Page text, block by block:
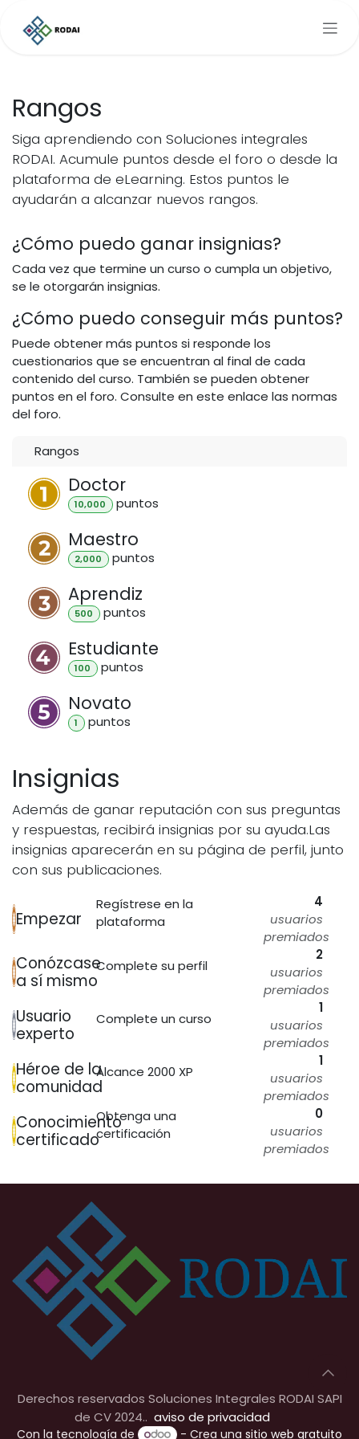
Rangos
Siga aprendiendo con Soluciones integrales
RODAI. Acumule puntos desde el foro o desde la
plataforma de eLearning. Estos puntos le
ayudarán a alcanzar nuevos rangos.
¿Cómo puedo ganar insignias?
Cada vez que termine un curso o cumpla un objetivo,
se le otorgarán insignias.
¿Cómo puedo conseguir más puntos?
Puede obtener más puntos si responde los
cuestionarios que se encuentran al final de cada
contenido del curso. También se pueden obtener
puntos en el foro. Consulte en este enlace las normas
del foro.
Rangos
Doctor
10,000 puntos
Maestro
2,000 puntos
Aprendiz
500 puntos
Estudiante
100 puntos
Novato
1 puntos
Insignias
Además de ganar reputación con sus preguntas
y respuestas, recibirá insignias por su ayuda.Las
insignias aparecerán en su página de perfil, junto
con sus publicaciones.
Empezar
Regístrese en la
plataforma
4
usuarios
premiados
Conózcase
a sí mismo
Complete su perfil
2
usuarios
premiados
Usuario
experto
Complete un curso
1
usuarios
premiados
Héroe de la
comunidad
Alcance 2000 XP
1
usuarios
premiados
Conocimiento
certificado
Obtenga una
certificación
0
usuarios
premiados
Derechos reservados Soluciones Integrales RODAI SAPI
de CV 2024.. aviso de privacidad
Con la tecnología de - Crea una sitio web gratuito